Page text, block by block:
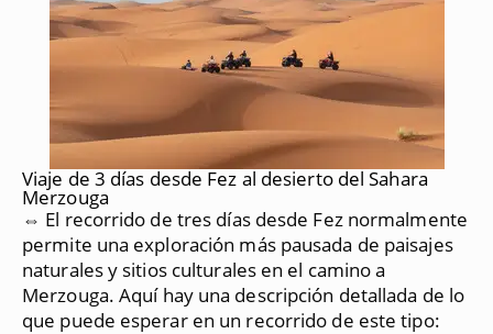
Viaje de 3 días desde Fez al desierto del Sahara
Merzouga
⇔ El recorrido de tres días desde Fez normalmente
permite una exploración más pausada de paisajes
naturales y sitios culturales en el camino a
Merzouga. Aquí hay una descripción detallada de lo
que puede esperar en un recorrido de este tipo: